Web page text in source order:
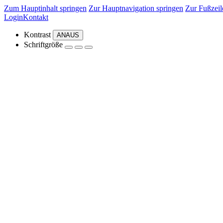
Zum Hauptinhalt springen Zur Hauptnavigation springen Zur
LoginKontakt
Kontrast ANAUS
Schriftgröße